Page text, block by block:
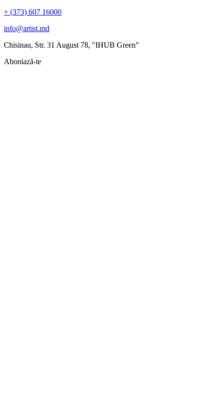
+ (373) 607 16000
info@artist.md
Chisinau, Str. 31 August 78, "IHUB Green"
Aboniază-te